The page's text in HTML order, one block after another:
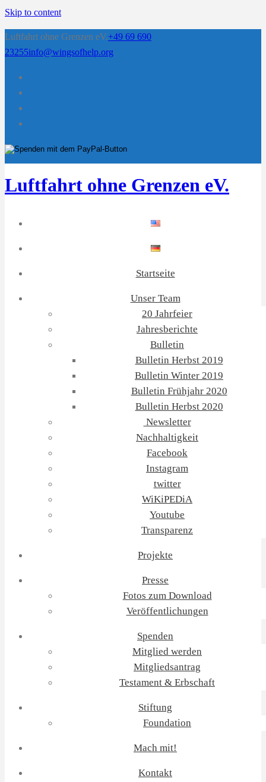
Skip to content
Luftfahrt ohne Grenzen eV.+49 69 690
23255info@wingsofhelp.org
Luftfahrt ohne Grenzen eV.
Startseite
Unser Team
20 Jahrfeier
Jahresberichte
Bulletin
Bulletin Herbst 2019
Bulletin Winter 2019
Bulletin Frühjahr 2020
Bulletin Herbst 2020
Newsletter
Nachhaltigkeit
Facebook
Instagram
twitter
WiKiPEDiA
Youtube
Transparenz
Projekte
Presse
Fotos zum Download
Veröffentlichungen
Spenden
Mitglied werden
Mitgliedsantrag
Testament & Erbschaft
Stiftung
Foundation
Mach mit!
Kontakt